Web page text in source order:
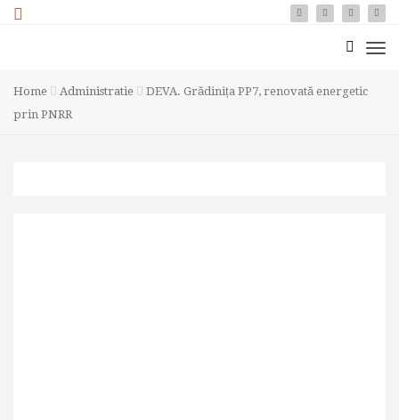
Home Administratie
DEVA. Grădinița PP7, renovată energetic
prin PNRR